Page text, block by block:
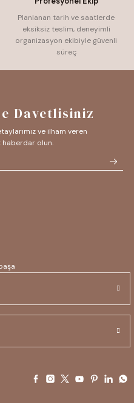
Planlanan tarih ve saatlerde
eksiksiz teslim, deneyimli
organizasyon ekibiyle güvenli
süreç
Davetlisiniz
ve ilham veren
olun.